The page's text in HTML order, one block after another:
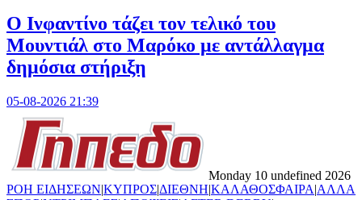
Ο Ινφαντίνο τάζει τον τελικό του
Μουντιάλ στο Μαρόκο με αντάλλαγμα
δημόσια στήριξη
05-08-2026 21:39
Monday 10 undefined 2026
ΡΟΗ ΕΙΔΗΣΕΩΝ|ΚΥΠΡΟΣ|ΔΙΕΘΝΗ|ΚΑΛΑΘΟΣΦΑΙΡΑ|ΑΛΛΑ